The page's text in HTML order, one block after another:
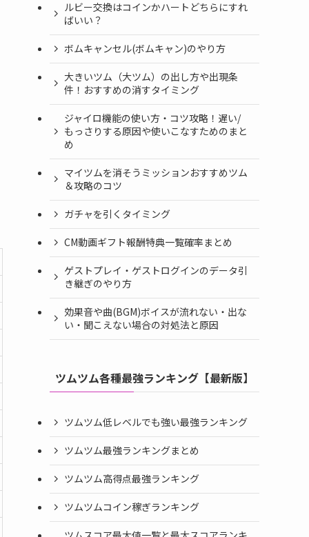
ルビー交換はコインかハートどちらにすれ
ばいい？
ボムキャンセル(ボムキャン)のやり方
大きいツム（大ツム）の出し方や出現条
件！おすすめの消すタイミング
ジャイロ機能の使い方・コツ攻略！遅い/
もっさりする原因や使いこなすためのまと
め
マイツムを消そうミッションおすすめツム
＆攻略のコツ
ガチャを引くタイミング
CM動画ギフト報酬特典一覧確率まとめ
ゲストプレイ・ゲストログインのデータ引
き継ぎのやり方
効果音や曲(BGM)ボイスが流れない・出な
い・聞こえない場合の対処法と原因
ツムツム各種最強ランキング【最新版】
ツムツム低レベルでも強い最強ランキング
ツムツム最強ランキングまとめ
ツムツム高得点最強ランキング
ツムツムコイン稼ぎランキング